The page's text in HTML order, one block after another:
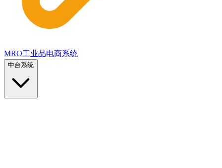
MRO工业品电商系统
中台系统